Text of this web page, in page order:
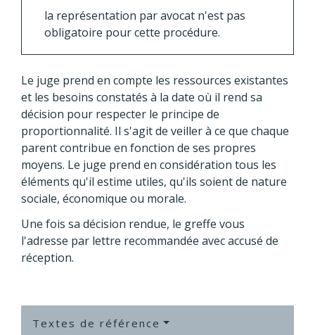
la représentation par avocat n'est pas
obligatoire pour cette procédure.
Le juge prend en compte les ressources existantes
et les besoins constatés à la date où il rend sa
décision pour respecter le principe de
proportionnalité. Il s'agit de veiller à ce que chaque
parent contribue en fonction de ses propres
moyens. Le juge prend en considération tous les
éléments qu'il estime utiles, qu'ils soient de nature
sociale, économique ou morale.
Une fois sa décision rendue, le greffe vous
l'adresse par lettre recommandée avec accusé de
réception.
Textes de référence